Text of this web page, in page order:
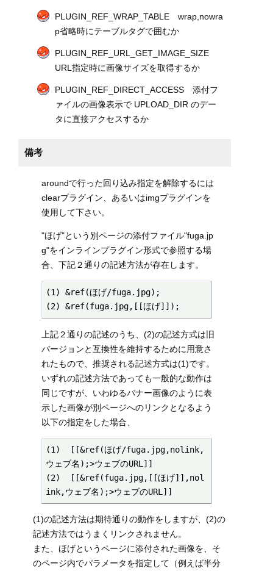
PLUGIN_REF_WRAP_TABLE wrap,nowra
p省略時にテーブルタグで囲むか
PLUGIN_REF_URL_GET_IMAGE_SIZE
URL指定時に画像サイズを取得するか
PLUGIN_REF_DIRECT_ACCESS 添付フ
ァイルの画像表示で UPLOAD_DIR のデー
タに直接アクセスするか
備考
aroundで行った回り込み指定を解除するには
clearプラグイン、あるいはimgプラグインを
使用して下さい。
"ほげ"という別ページの添付ファイル"fuga.jp
g"をインラインプラグイン形式で参照する場
合、下記２通りの記述方法が存在します。
(1) &ref(ほげ/fuga.jpg);
(2) &ref(fuga.jpg,[[ほげ]]);
上記２通りの記述のうち、(2)の記述方式は旧
バージョンと互換性を維持するために用意さ
れたもので、推奨される記述方式は(1)です。
いずれの記述方法であっても一般的な動作は
同じですが、いわゆるバナー画像のように表
示した画像が別ページへのリンクとなるよう
以下の指定をした場合、
(1)  [[&ref(ほげ/fuga.jpg,nolink,
ウェブ名);>ウェブのURL]]
(2)  [[&ref(fuga.jpg,[[ほげ]],nol
ink,ウェブ名);>ウェブのURL]]
(1)の記述方法は期待通りの動作をしますが、(2)の
記述方法ではうまくリンクされません。
また、ほげというページに添付された画像を、そ
のページ内でパラメータを指定して（例えば半分